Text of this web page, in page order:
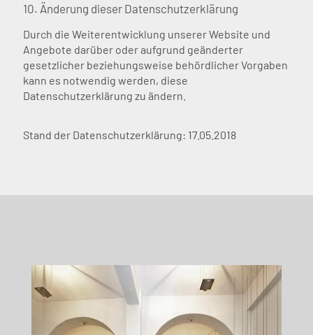
10. Änderung dieser Datenschutzerklärung
Durch die Weiterentwicklung unserer Website und
Angebote darüber oder aufgrund geänderter
gesetzlicher beziehungsweise behördlicher Vorgaben
kann es notwendig werden, diese
Datenschutzerklärung zu ändern.
Stand der Datenschutzerklärung: 17.05.2018